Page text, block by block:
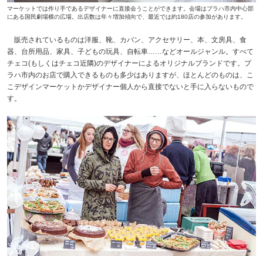
マーケットでは作り手であるデザイナーに直接会うことができます。会場はプラハ市内中心部
にある国民劇場横の広場。出店数は年々増加傾向で、最近では約180店の参加があります。
販売されているものは洋服、靴、カバン、アクセサリー、本、文房具、食
器、台所用品、家具、子どもの玩具、自転車……などオールジャンル。すべて
チェコ(もしくはチェコ近隣)のデザイナーによるオリジナルブランドです。プ
ラハ市内のお店で購入できるものも多少はありますが、ほとんどのものは、こ
こデザインマーケットかデザイナー個人から直接でないと手に入らないもので
す。